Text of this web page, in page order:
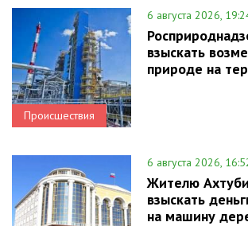
Происшествия
6 августа 2026,
взыскать
природе на
6 августа 2026,
Жителю
взыскать
на машину